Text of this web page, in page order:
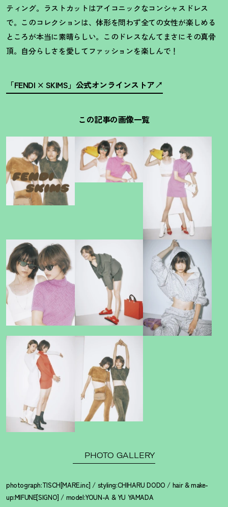
ティング。ラストカットはアイコニックなコンシャスドレス
で。このコレクションは、体形を問わず全ての女性が楽しめる
ところが本当に素晴らしい。このドレスなんてまさにその真骨
頂。自分らしさを愛してファッションを楽しんで ！
「FENDI × SKIMS」公式オンラインストア
この記事の画像一覧
PHOTO GALLERY
photograph:TISCH[MARE.inc] / styling:CHIHARU DODO / hair & make-
up:MIFUNE[SIGNO] / model:YOUN-A & YU YAMADA